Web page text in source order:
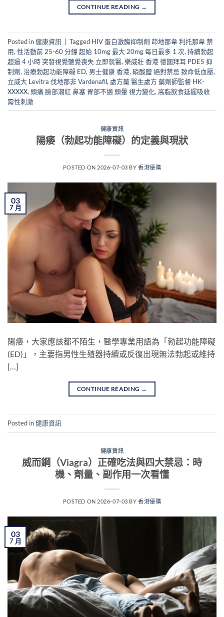
CONTINUE READING →
Posted in健康資訊 Tagged HIV 蛋白激酶抑制劑 茚地那韋 利托那韋 禁
用, 性活動前 25-60 分鐘 起始 10mg 最大 20mg 每日最多 1 次, 持續勃起
超過 4 小時 突發視覺聽覺喪失 立即就醫, 樂威壯 香港 德國拜耳 PDE5 抑
制劑, 治療勃起功能障礙 ED, 男士健康 香港, 硝酸鹽 絕對禁忌 致命低血壓,
立威大 Levitra 伐地那非 Vardenafil, 處方藥 醫生處方 藥劑師監督 HK-
XXXXX, 頭痛 臉部潮紅 鼻塞 胃部不適 頭暈 視力變化, 高脂飲食延遲吸收
需性刺激
健康資訊
陽痿（勃起功能障礙）的定義與現狀
POSTED ON 2026-07-03 BY香港優購
03
7 月
陽痿，大家應該都不陌生，醫學專業用語為「勃起功能障礙
(ED)」，主要指男性生殖器持續或反復出現無法勃起或維持
[…]
CONTINUE READING →
Posted in健康資訊
健康資訊
威而鋼（Viagra）正確吃法與四大禁忌：時
機、劑量、副作用一次看懂
POSTED ON 2026-07-03 BY香港優購
03
7 月